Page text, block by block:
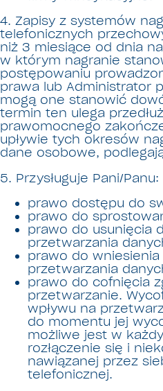
4. Zapisy z systemów
telefonicznych
niż 3 miesiące od dnia
w którym nagranie
postępowaniu
prawa lub Administrator
mogą one stanowić
termin ten ulega
prawomocnego
upływie tych okresów
dane osobowe,
5. Przysługuje Pani/Panu:
prawo dostępu do
prawo do
prawo do usunięcia
przetwarzania
prawo do
przetwarzania
prawo do cofnięcia
przetwarzanie.
wpływu na
do momentu jej
możliwe jest w
rozłączenie się i
nawiązanej przez
telefonicznej.